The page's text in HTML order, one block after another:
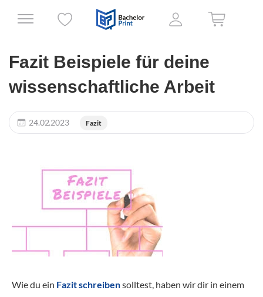
Fazit Beispiele für deine
wissenschaftliche Arbeit
24.02.2023 Fazit
Wie du ein Fazit schreibensolltest, haben wir dir in einem